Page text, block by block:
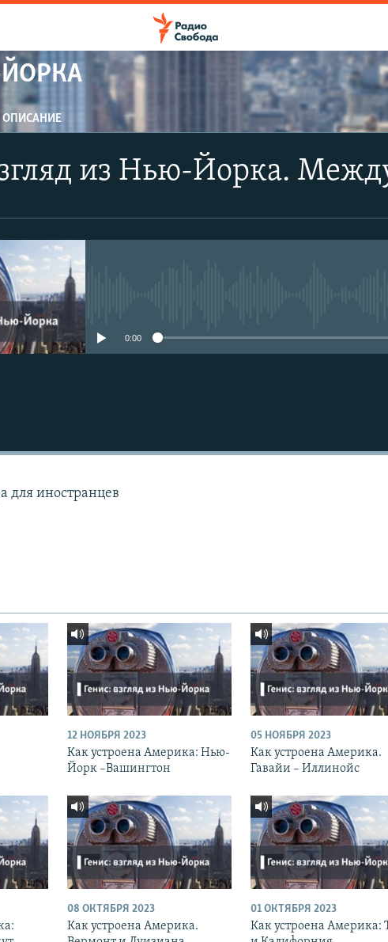
YouTube
ОПИСАНИЕ
из Нью-Йорка.
0:00
для иностранцев
12 НОЯБРЯ 2023
Как устроена Америка: Нью-
Йорк –Вашингтон
05 НОЯБРЯ 2023
Как устроена Америка.
Гавайи – Иллинойс
08 ОКТЯБРЯ 2023
Как устроена Америка.
01 ОКТЯБРЯ 2023
Как устроена Америка: